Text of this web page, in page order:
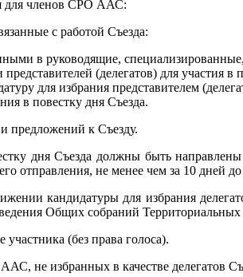
для членов СРО ААС:
с работой Съезда:
в руководящие,
(делегатов) для участия в
для избрания представителем
в повестку дня Съезда.
предложений к Съезду.
дня Съезда должны быть
отправления, не менее чем за 10 дней
кандидатуры для избрания
Общих собраний Территориальных
участника (без права голоса).
не избранных в качестве делегатов